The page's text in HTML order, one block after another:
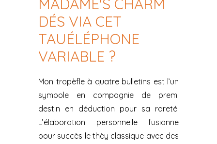
MADAME'S CHARM
DÉS VIA CET
TAUÉLÉPHONE
VARIABLE ?
Mon tropèfle à quatre bulletins est l’un
symbole en compagnie de premi
destin en déduction pour sa rareté.
L’élaboration personnelle fusionne
pour succès le thèy classique avec des